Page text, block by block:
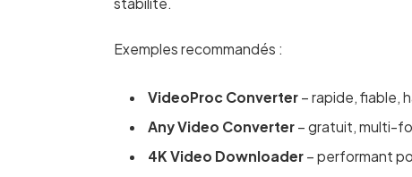
stabilité.
Exemples recommandés :
VideoProc Converter – rapide, fiable,
Any Video Converter – gratuit, multi-
4K Video Downloader – performant